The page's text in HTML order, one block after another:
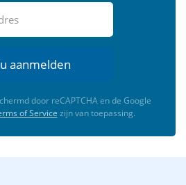
aanmelden
door reCAPTCHA en de Google
of Service zijn van toepassing.